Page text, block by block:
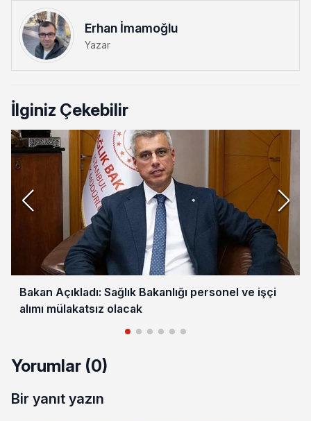
Erhan İmamoğlu
Yazar
İlginiz Çekebilir
Bakan Açıkladı: Sağlık Bakanlığı personel ve işçi
alımı mülakatsız olacak
Yorumlar (0)
Bir yanıt yazın